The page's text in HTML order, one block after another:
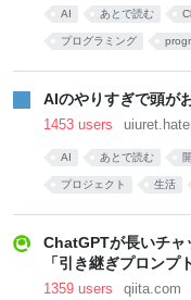
AI あとで読む
プログラミング
AIのやりすぎで頭が
1453 users
AI あとで読む
プロジェクト 生活
ChatGPTが長いチャ
「引き継ぎプロンプ
1359 users qiita.com